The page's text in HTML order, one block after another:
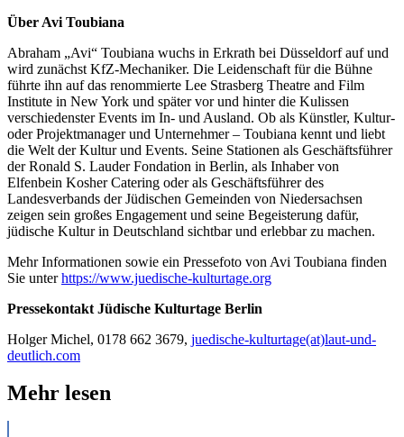
Über Avi Toubiana
Abraham „Avi“ Toubiana wuchs in Erkrath bei Düsseldorf auf und
wird zunächst KfZ-Mechaniker. Die Leidenschaft für die Bühne
führte ihn auf das renommierte Lee Strasberg Theatre and Film
Institute in New York und später vor und hinter die Kulissen
verschiedenster Events im In- und Ausland. Ob als Künstler, Kultur-
oder Projektmanager und Unternehmer – Toubiana kennt und liebt
die Welt der Kultur und Events. Seine Stationen als Geschäftsführer
der Ronald S. Lauder Fondation in Berlin, als Inhaber von
Elfenbein Kosher Catering oder als Geschäftsführer des
Landesverbands der Jüdischen Gemeinden von Niedersachsen
zeigen sein großes Engagement und seine Begeisterung dafür,
jüdische Kultur in Deutschland sichtbar und erlebbar zu machen.
Mehr Informationen sowie ein Pressefoto von Avi Toubiana finden
Sie unterhttps://www.juedische-kulturtage.org
Pressekontakt Jüdische Kulturtage Berlin
Holger Michel, 0178 662 3679, juedische-kulturtage(at)laut-und-
deutlich.com
Mehr lesen